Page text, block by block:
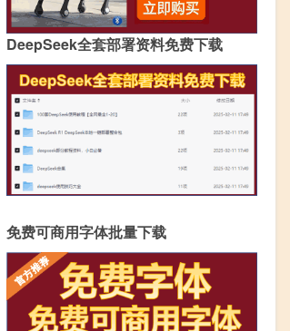
DeepSeek全套部署资料免费下载
免费可商用字体批量下载